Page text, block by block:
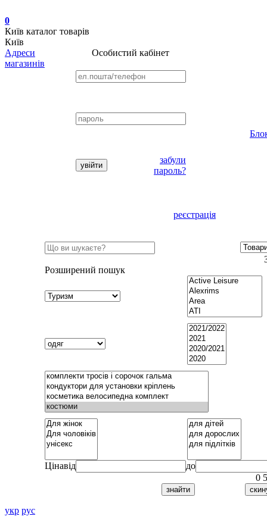
0
Київ каталог товарів
Київ
Адреси
магазинів
Особистий кабінет
забули
пароль?
реєстрація
Розширений пошук
Цінавід
до
0
укр рус